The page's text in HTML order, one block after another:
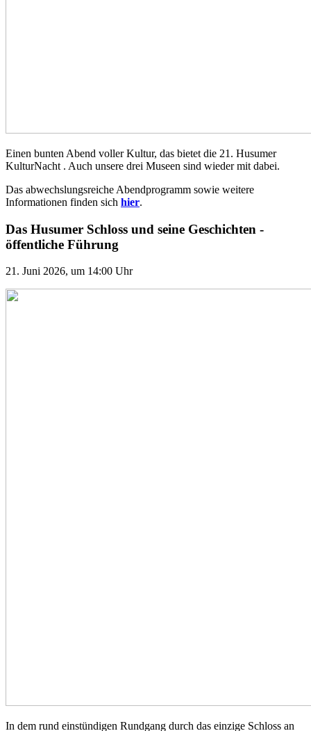
Einen bunten Abend voller Kultur, das bietet die 21. Husumer
KulturNacht . Auch unsere drei Museen sind wieder mit dabei.
Das abwechslungsreiche Abendprogramm sowie weitere
Informationen finden sich hier.
Das Husumer Schloss und seine Geschichten -
öffentliche Führung
21. Juni 2026, um 14:00 Uhr
In dem rund einstündigen Rundgang durch das einzige Schloss an